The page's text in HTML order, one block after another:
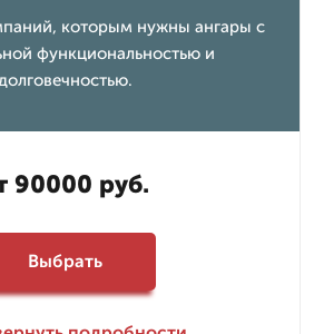
которым нужны ангары с
функциональностью и
90000 руб.
Выбрать